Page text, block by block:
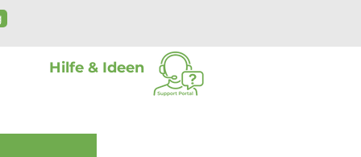
Hilfe & Ideen